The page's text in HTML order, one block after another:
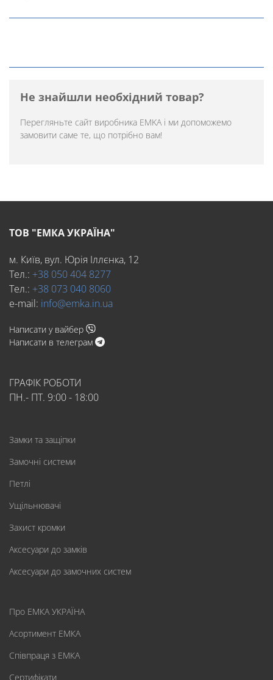
Не знайшли необхідний товар?
Перегляньте сайт виробника EMKAі ми допоможемо
замовити саме те, що потрібно вам!
ТОВ "ЕМКА УКРАЇНА"
м. Київ, вул. Юрія Іллєнка, 12
Тел.: +38 050 404 8277
Тел.: +38 073 040 8060
e-mail: info@emka.in.ua
Написати у вайбер
Написати в телеграм
ГРАФІК РОБОТИ
ПН.- ПТ. 9:00 - 18:00
Замки та защіпки
Замочні системи
Петлі
Ущільнювачі
Захист кромки
Аксесуари до замків
Аксесуари до замочних систем
Про ЕМКА УКРАЇНА
Асортимент ЕМКА
Співпраця з ЕМКА
Сертифікати